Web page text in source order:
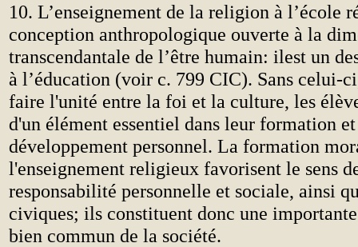
10. L’enseignement de la religion à l’école
conception anthropologique ouverte à la
transcendantale de l’être humain: ilest un
à l’éducation (voir c. 799 CIC). Sans celui-
faire l'unité entre la foi et la culture, les
d'un élément essentiel dans leur formation
développement personnel. La formation
l'enseignement religieux favorisent le sens
responsabilité personnelle et sociale, ainsi
civiques; ils constituent donc une
bien commun de la société.